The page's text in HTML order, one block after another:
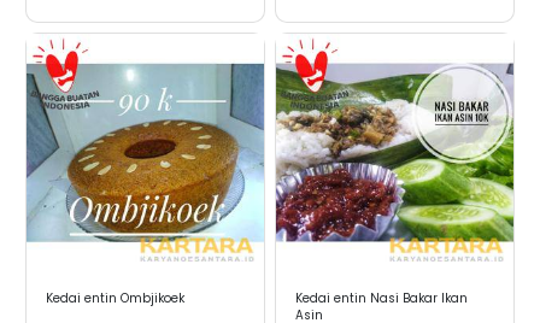
Kedai entin Ombjikoek
Kedai entin Nasi Bakar Ikan
Asin